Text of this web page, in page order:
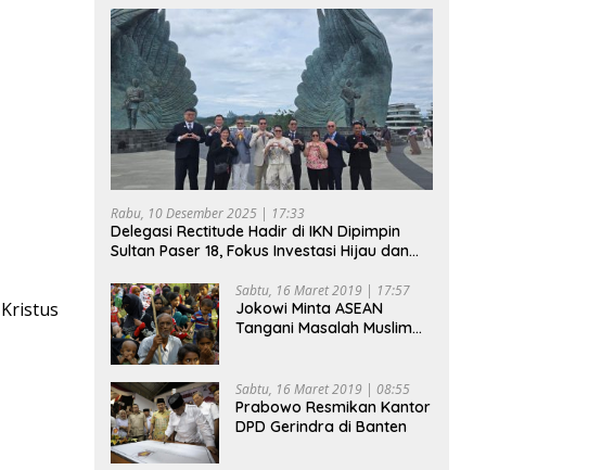
Rabu, 10 Desember 2025 | 17:33
Delegasi Rectitude Hadir di IKN Dipimpin
Sultan Paser 18, Fokus Investasi Hijau dan
Sabtu, 16 Maret 2019 | 17:57
Jokowi Minta ASEAN
Tangani Masalah Muslim
Sabtu, 16 Maret 2019 | 08:55
Prabowo Resmikan Kantor
DPD Gerindra di Banten